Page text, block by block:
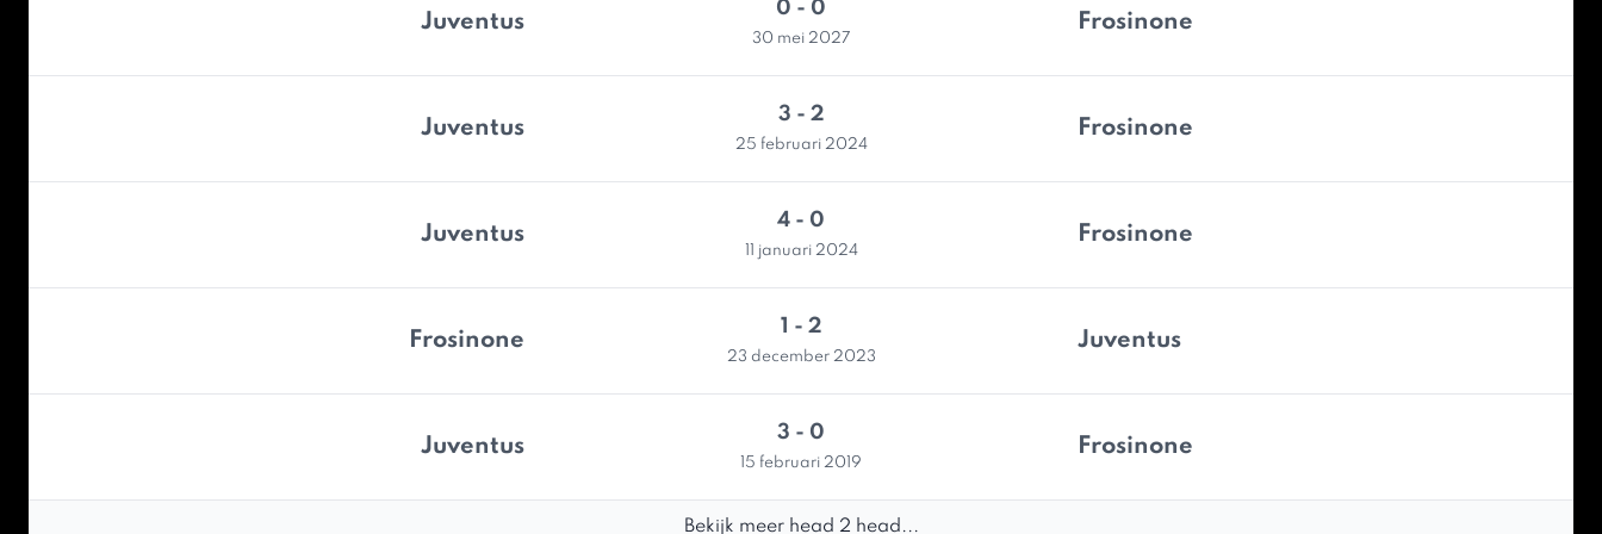
Juventus
0 - 0
30 mei 2027
Frosinone
Juventus
3 - 2
25 februari 2024
Frosinone
Juventus
4 - 0
11 januari 2024
Frosinone
Frosinone
1 - 2
23 december 2023
Juventus
Juventus
3 - 0
15 februari 2019
Frosinone
Bekijk meer head 2 head...